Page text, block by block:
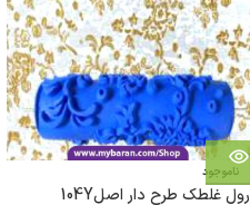
ناموجود
رول غلطک طرح دار اصل104Y